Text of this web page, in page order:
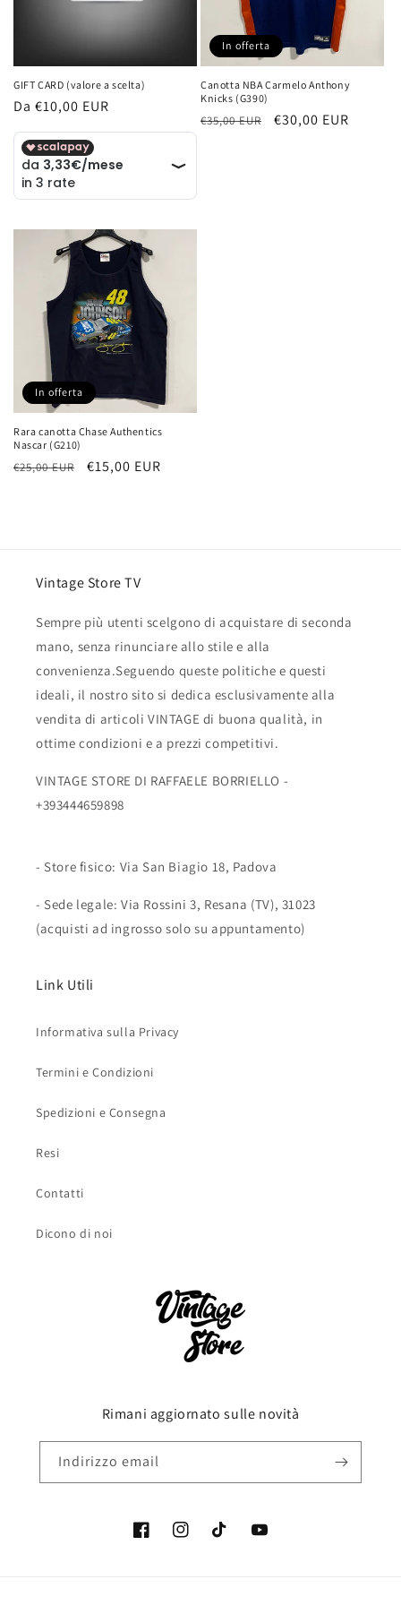
n
e
:
GIFT CARD (valore a scelta)
Prezzo
di
listino
Da €10,00 EUR
In offerta
Canotta NBA Carmelo Anthony
Knicks (G390)
Prezzo
€35,00 EUR
Prezzo
€30,00 EUR
In offerta
Rara canotta Chase Authentics
Nascar (G210)
Prezzo
€25,00 EUR
Prezzo
€15,00 EUR
Vintage Store TV
Sempre più utenti scelgono di acquistare di seconda
mano, senza rinunciare allo stile e alla
convenienza.Seguendo queste politiche e questi
ideali, il nostro sito si dedica esclusivamente alla
vendita di articoli VINTAGE di buona qualità, in
ottime condizioni e a prezzi competitivi.
VINTAGE STORE DI RAFFAELE BORRIELLO -
+393444659898
- Store fisico: Via San Biagio 18, Padova
- Sede legale: Via Rossini 3, Resana (TV), 31023
(acquisti ad ingrosso solo su appuntamento)
Link Utili
Informativa sulla Privacy
Termini e Condizioni
Spedizioni e Consegna
Resi
Contatti
Dicono di noi
Rimani aggiornato sulle novità
Indirizzo email
FacebookInstagramTikTok YouTube